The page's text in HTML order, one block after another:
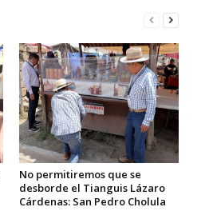
No permitiremos que se
desborde el Tianguis Lázaro
Cárdenas: San Pedro Cholula